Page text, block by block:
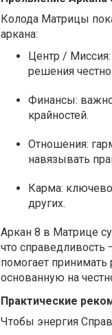
Колода Матрицы
аркана:
Центр /
решения
Финансы:
крайностей.
Отношения:
навязывать
Карма:
других.
Аркан 8 в Матрице
что справедливость
помогает принимать
основанную на
Практические
Чтобы энергия